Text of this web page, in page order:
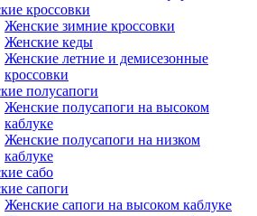
кроссовки
Женские зимние кроссовки
Женские кеды
Женские летние и демисезонные
кроссовки
полусапоги
Женские полусапоги на высоком
каблуке
Женские полусапоги на низком
каблуке
сабо
сапоги
Женские сапоги на высоком каблуке